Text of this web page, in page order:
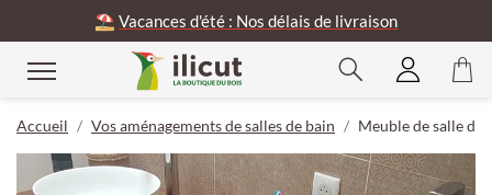
⛱️ Vacances d'été : Nos délais de livraison
Accueil Vos aménagements de salles de bain Meuble de salle de